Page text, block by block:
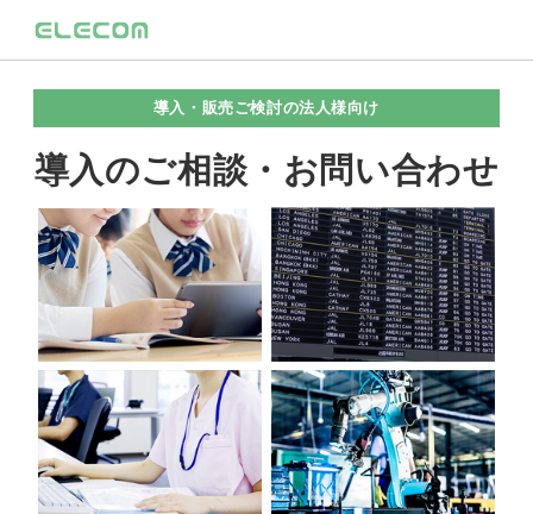
導入・販売ご検討の法人様向け
導入のご相談・お問い合わせ